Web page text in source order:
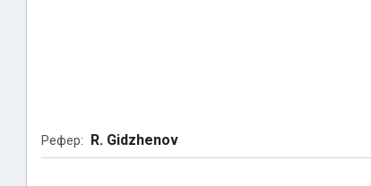
Рефер: R. Gidzhenov